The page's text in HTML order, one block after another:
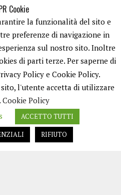
Cookie
la funzionalità del sito e
preferenze di navigazione in
sul nostro sito. Inoltre
di parti terze. Per saperne di
Policy e Cookie Policy.
l'utente accetta di utilizzare
Cookie Policy
ACCETTO TUTTI
RIFIUTO